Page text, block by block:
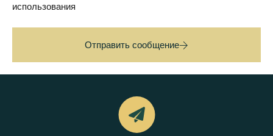
использования
Отправить сообщение